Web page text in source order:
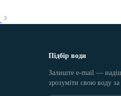
Підбір води
Залиште e-mail —
зрозуміти свою воду